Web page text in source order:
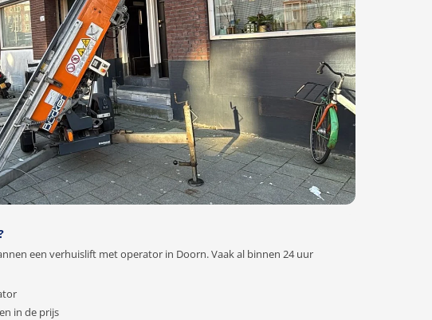
een verhuislift met operator in Doorn. Vaak al binnen 24 uur
in de prijs